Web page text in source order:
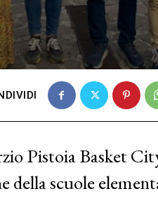
Pistoia Basket
della scuole